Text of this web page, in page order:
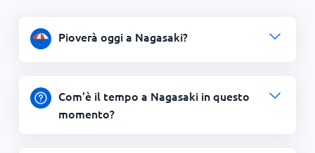
Pioverà oggi a Nagasaki?
Com'è il tempo a Nagasaki in questo
momento?